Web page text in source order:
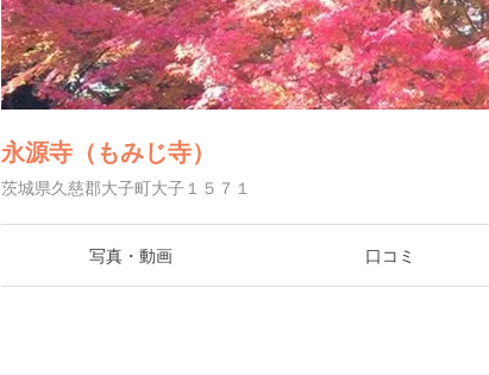
永源寺（もみじ寺）
茨城県久慈郡大子町大子１５７１
写真・動画 口コミ